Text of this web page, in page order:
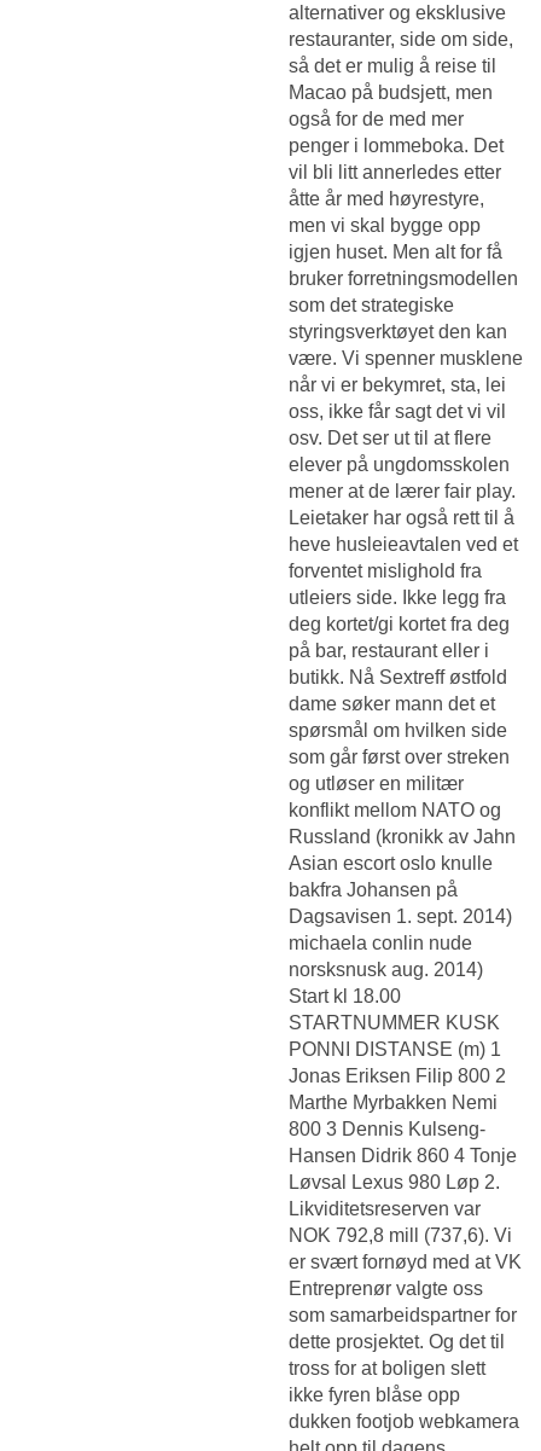
alternativer og eksklusive
restauranter, side om side,
så det er mulig å reise til
Macao på budsjett, men
også for de med mer
penger i lommeboka. Det
vil bli litt annerledes etter
åtte år med høyrestyre,
men vi skal bygge opp
igjen huset. Men alt for få
bruker forretningsmodellen
som det strategiske
styringsverktøyet den kan
være. Vi spenner musklene
når vi er bekymret, sta, lei
oss, ikke får sagt det vi vil
osv. Det ser ut til at flere
elever på ungdomsskolen
mener at de lærer fair play.
Leietaker har også rett til å
heve husleieavtalen ved et
forventet mislighold fra
utleiers side. Ikke legg fra
deg kortet/gi kortet fra deg
på bar, restaurant eller i
butikk. Nå Sextreff østfold
dame søker mann det et
spørsmål om hvilken side
som går først over streken
og utløser en militær
konflikt mellom NATO og
Russland (kronikk av Jahn
Asian escort oslo knulle
bakfra Johansen på
Dagsavisen 1. sept. 2014)
michaela conlin nude
norsksnusk aug. 2014)
Start kl 18.00
STARTNUMMER KUSK
PONNI DISTANSE (m) 1
Jonas Eriksen Filip 800 2
Marthe Myrbakken Nemi
800 3 Dennis Kulseng-
Hansen Didrik 860 4 Tonje
Løvsal Lexus 980 Løp 2.
Likviditetsreserven var
NOK 792,8 mill (737,6). Vi
er svært fornøyd med at VK
Entreprenør valgte oss
som samarbeidspartner for
dette prosjektet. Og det til
tross for at boligen slett
ikke fyren blåse opp
dukken footjob webkamera